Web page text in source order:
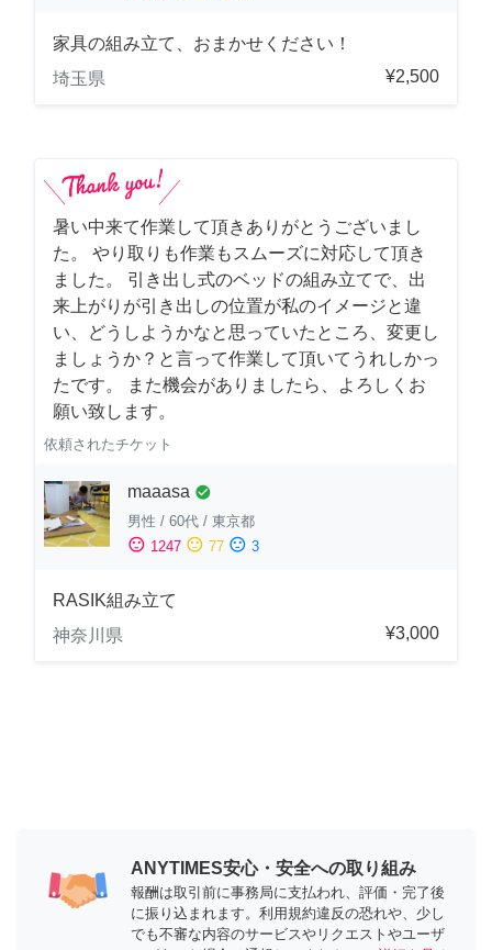
家具の組み立て、おまかせください！
埼玉県
¥2,500
暑い中来て作業して頂きありがとうございまし
た。 やり取りも作業もスムーズに対応して頂き
ました。 引き出し式のベッドの組み立てで、出
来上がりが引き出しの位置が私のイメージと違
い、どうしようかなと思っていたところ、変更し
ましょうか？と言って作業して頂いてうれしかっ
たです。 また機会がありましたら、よろしくお
願い致します。
依頼されたチケット
maaasa check_circle
男性 / 60代 / 東京都
sentiment_satisfied 1247 sentiment_neutral 77 sentiment_dissatisfied 3
RASIK組み立て
神奈川県
¥3,000
ANYTIMES安心・安全への取り組み
報酬は取引前に事務局に支払われ、評価・完了後
に振り込まれます。利用規約違反の恐れや、少し
でも不審な内容のサービスやリクエストやユーザ